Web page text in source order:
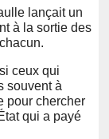
lançait un
à la sortie des
ceux qui
souvent à
pour chercher
qui a payé